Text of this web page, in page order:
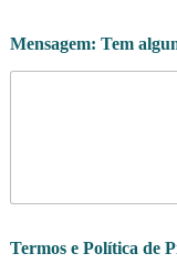
Mensagem: Tem
Termos e Política de